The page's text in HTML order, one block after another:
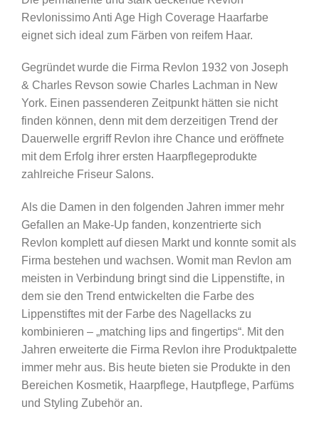
Golden
Pearl
/
Gold
Perlmuttblond
Menge
Revlonissimo Anti Age High Coverage Haarfarbe
eignet sich ideal zum Färben von reifem Haar.
Gegründet wurde die Firma Revlon 1932 von Joseph
& Charles Revson sowie Charles Lachman in New
York. Einen passenderen Zeitpunkt hätten sie nicht
finden können, denn mit dem derzeitigen Trend der
Dauerwelle ergriff Revlon ihre Chance und eröffnete
mit dem Erfolg ihrer ersten Haarpflegeprodukte
zahlreiche Friseur Salons.
Als die Damen in den folgenden Jahren immer mehr
Gefallen an Make-Up fanden, konzentrierte sich
Revlon komplett auf diesen Markt und konnte somit als
Firma bestehen und wachsen. Womit man Revlon am
meisten in Verbindung bringt sind die Lippenstifte, in
dem sie den Trend entwickelten die Farbe des
Lippenstiftes mit der Farbe des Nagellacks zu
kombinieren – „matching lips and fingertips“. Mit den
Jahren erweiterte die Firma Revlon ihre Produktpalette
immer mehr aus. Bis heute bieten sie Produkte in den
Bereichen Kosmetik, Haarpflege, Hautpflege, Parfüms
und Styling Zubehör an.